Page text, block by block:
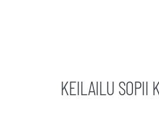
KEILAILU SOPII